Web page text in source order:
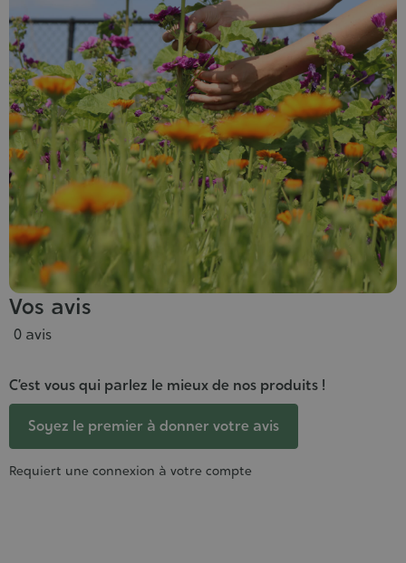
Vos avis
0 avis
C’est vous qui parlez le mieux de nos produits !
Soyez le premier à donner votre avis
Requiert une connexion à votre compte